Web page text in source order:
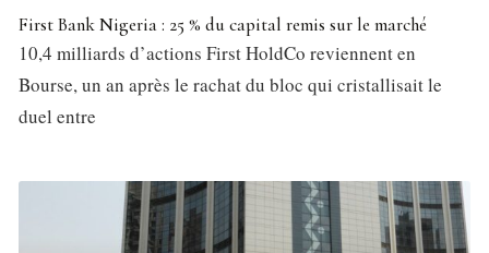
First Bank Nigeria : 25 % du capital remis sur le marché
10,4 milliards d’actions First HoldCo reviennent en
Bourse, un an après le rachat du bloc qui cristallisait le
duel entre